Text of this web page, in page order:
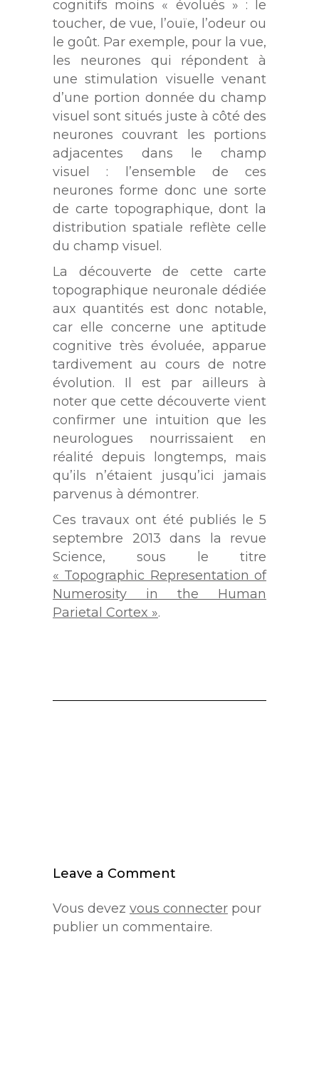
cognitifs moins « évolués » : le
toucher, de vue, l’ouïe, l’odeur ou
le goût. Par exemple, pour la vue,
les neurones qui répondent à
une stimulation visuelle venant
d’une portion donnée du champ
visuel sont situés juste à côté des
neurones couvrant les portions
adjacentes dans le champ
visuel : l’ensemble de ces
neurones forme donc une sorte
de carte topographique, dont la
distribution spatiale reflète celle
du champ visuel.
La découverte de cette carte
topographique neuronale dédiée
aux quantités est donc notable,
car elle concerne une aptitude
cognitive très évoluée, apparue
tardivement au cours de notre
évolution. Il est par ailleurs à
noter que cette découverte vient
confirmer une intuition que les
neurologues nourrissaient en
réalité depuis longtemps, mais
qu’ils n’étaient jusqu’ici jamais
parvenus à démontrer.
Ces travaux ont été publiés le 5
septembre 2013 dans la revue
Science, sous le titre
« Topographic Representation of
Numerosity in the Human
Parietal Cortex ».
Leave a Comment
Vous devez vous connecter pour
publier un commentaire.